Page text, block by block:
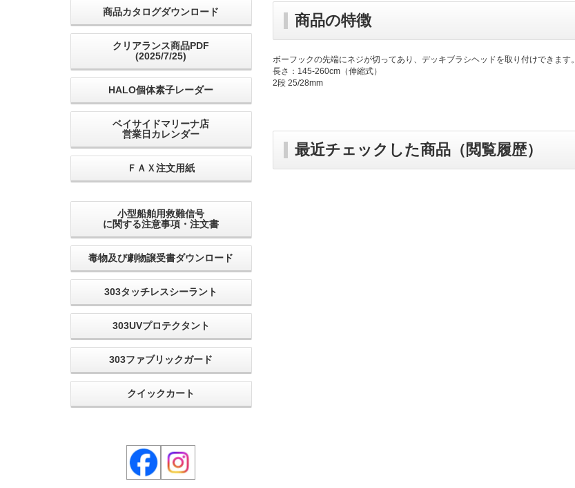
商品の特徴
ボーフックの先端にネジが切ってあり、デッキブラシヘッドを取り付けできます。
長さ：145-260cm（伸縮式）
2段 25/28mm
最近チェックした商品（閲覧履歴）
商品カタログダウンロード
クリアランス商品PDF
(2025/7/25)
HALO個体素子レーダー
ベイサイドマリーナ店
営業日カレンダー
ＦＡＸ注文用紙
小型船舶用救難信号
に関する注意事項・注文書
毒物及び劇物譲受書ダウンロード
303タッチレスシーラント
303UVプロテクタント
303ファブリックガード
クイックカート